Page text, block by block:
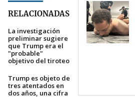
RELACIONADAS
La investigación
preliminar sugiere
que Trump era el
"probable"
objetivo del tiroteo
Trump es objeto de
tres atentados en
dos años, una cifra